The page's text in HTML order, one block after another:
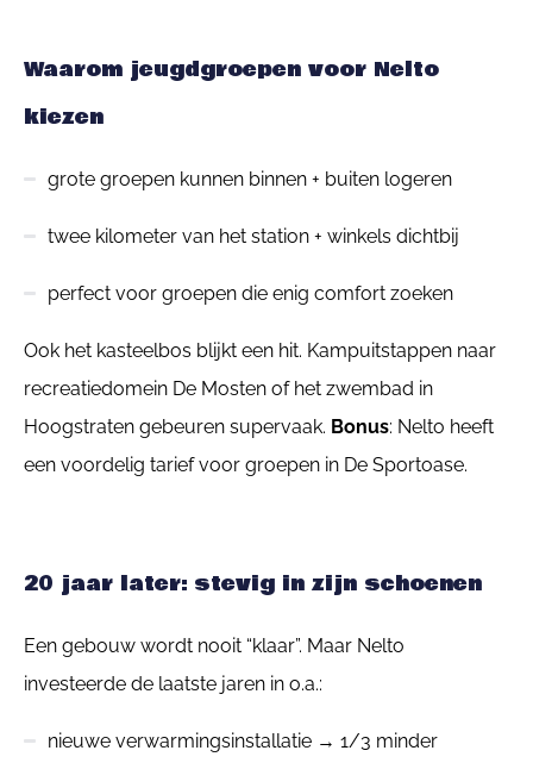
Waarom jeugdgroepen voor Nelto
kiezen
grote groepen kunnen binnen + buiten logeren
twee kilometer van het station + winkels dichtbij
perfect voor groepen die enig comfort zoeken
Ook het kasteelbos blijkt een hit. Kampuitstappen naar
recreatiedomein De Mosten of het zwembad in
Hoogstraten gebeuren supervaak. Bonus: Nelto heeft
een voordelig tarief voor groepen in De Sportoase.
20 jaar later: stevig in zijn schoenen
Een gebouw wordt nooit “klaar”. Maar Nelto
investeerde de laatste jaren in o.a.:
nieuwe verwarmingsinstallatie → 1/3 minder